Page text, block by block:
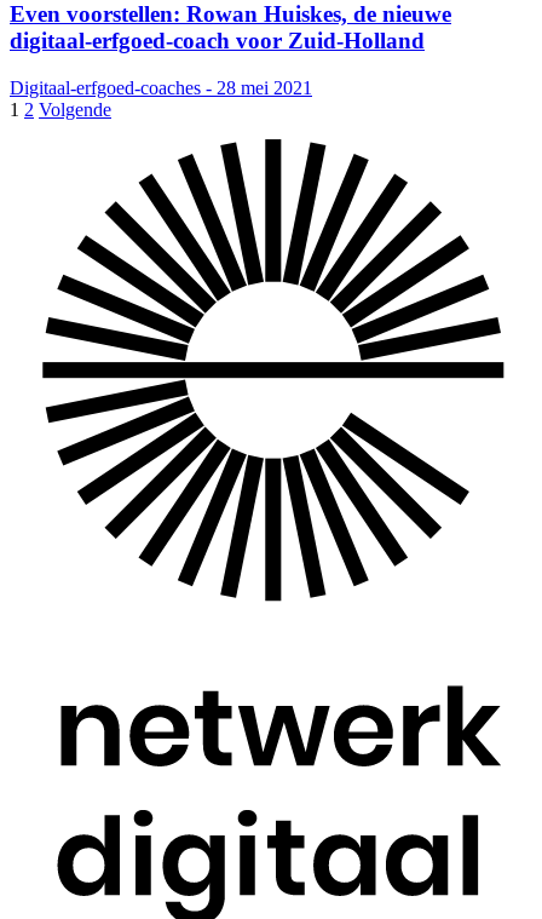
Even voorstellen: Rowan Huiskes, de nieuwe
digitaal-erfgoed-coach voor Zuid-Holland
Digitaal-erfgoed-coaches - 28 mei 2021
1 2 Volgende